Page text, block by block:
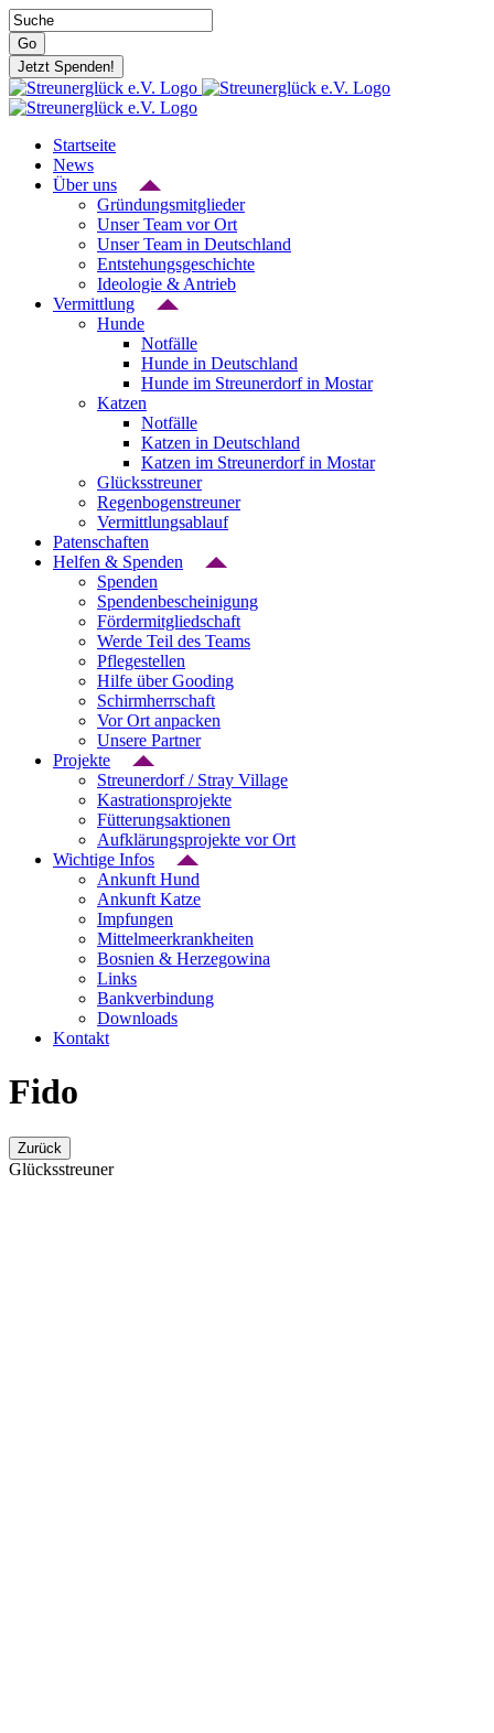
Zum
Inhalt
springen
Suche
nach:
Go
Jetzt Spenden!
Startseite
News
Über uns
Gründungsmitglieder
Unser Team vor Ort
Unser Team in Deutschland
Entstehungsgeschichte
Ideologie & Antrieb
Vermittlung
Hunde
Notfälle
Hunde in Deutschland
Hunde im Streunerdorf in Mostar
Katzen
Notfälle
Katzen in Deutschland
Katzen im Streunerdorf in Mostar
Glücksstreuner
Regenbogenstreuner
Vermittlungsablauf
Patenschaften
Helfen & Spenden
Spenden
Spendenbescheinigung
Fördermitgliedschaft
Werde Teil des Teams
Pflegestellen
Hilfe über Gooding
Schirmherrschaft
Vor Ort anpacken
Unsere Partner
Projekte
Streunerdorf / Stray Village
Kastrationsprojekte
Fütterungsaktionen
Aufklärungsprojekte vor Ort
Wichtige Infos
Ankunft Hund
Ankunft Katze
Impfungen
Mittelmeerkrankheiten
Bosnien & Herzegowina
Links
Bankverbindung
Downloads
Kontakt
Fido
Zurück
Glücksstreuner